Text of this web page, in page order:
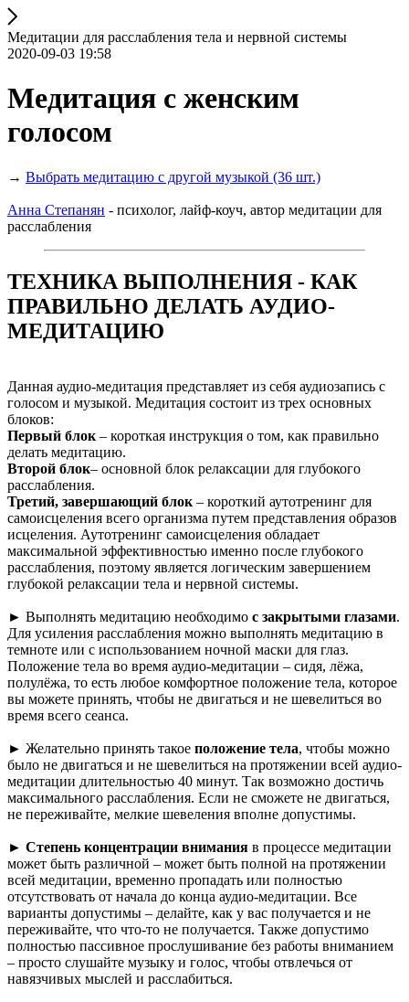
Медитации для расслабления тела и нервной системы
2020-09-03 19:58
Медитация с женским
голосом
→ Выбрать медитацию с другой музыкой (36 шт.)
Анна Степанян - психолог, лайф-коуч, автор медитации для
расслабления
ТЕХНИКА ВЫПОЛНЕНИЯ - КАК
ПРАВИЛЬНО ДЕЛАТЬ АУДИО-
МЕДИТАЦИЮ
Данная аудио-медитация представляет из себя аудиозапись с
голосом и музыкой. Медитация состоит из трех основных
блоков:
Первый блок – короткая инструкция о том, как правильно
делать медитацию.
Второй блок– основной блок релаксации для глубокого
расслабления.
Третий, завершающий блок – короткий аутотренинг для
самоисцеления всего организма путем представления образов
исцеления. Аутотренинг самоисцеления обладает
максимальной эффективностью именно после глубокого
расслабления, поэтому является логическим завершением
глубокой релаксации тела и нервной системы.
► Выполнять медитацию необходимо с закрытыми глазами.
Для усиления расслабления можно выполнять медитацию в
темноте или с использованием ночной маски для глаз.
Положение тела во время аудио-медитации – сидя, лёжа,
полулёжа, то есть любое комфортное положение тела, которое
вы можете принять, чтобы не двигаться и не шевелиться во
время всего сеанса.
► Желательно принять такое положение тела, чтобы можно
было не двигаться и не шевелиться на протяжении всей аудио-
медитации длительностью 40 минут. Так возможно достичь
максимального расслабления. Если не сможете не двигаться,
не переживайте, мелкие шевеления вполне допустимы.
► Степень концентрации внимания в процессе медитации
может быть различной – может быть полной на протяжении
всей медитации, временно пропадать или полностью
отсутствовать от начала до конца аудио-медитации. Все
варианты допустимы – делайте, как у вас получается и не
переживайте, что что-то не получается. Также допустимо
полностью пассивное прослушивание без работы вниманием
– просто слушайте музыку и голос, чтобы отвлечься от
навязчивых мыслей и расслабиться.